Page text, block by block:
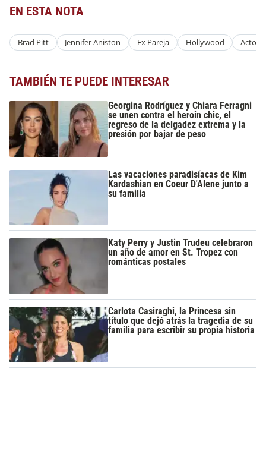
EN ESTA NOTA
Brad Pitt Jennifer Aniston Ex Pareja Hollywood
TAMBIÉN TE PUEDE INTERESAR
Georgina Rodríguez y Chiara Ferragni
se unen contra el heroin chic, el
regreso de la delgadez extrema y la
presión por bajar de peso
Las vacaciones paradisíacas de Kim
Kardashian en Coeur D'Alene junto a
su familia
Katy Perry y Justin Trudeu celebraron
un año de amor en St. Tropez con
románticas postales
Carlota Casiraghi, la Princesa sin
título que dejó atrás la tragedia de su
familia para escribir su propia historia